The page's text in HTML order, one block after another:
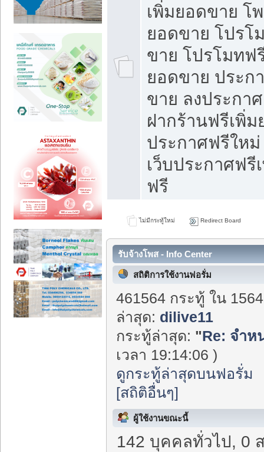
เพิ่มยอดขาย โ
ยอดขาย โปรโ
ขาย โปรโมทฟ
ยอดขาย ประก
ขาย ลงประกา
ฝากร้านฟรีเพิ่ม
ประกาศฟรีให
เว็บประกาศฟรี
ฟรี
ไม่มีกระทู้ใหม่ Redirect Board
รับจ้างโพส - Info Center
สถิติการใช้งานฟอรั่ม
461564 กระทู้ ใน
ล่าสุด: dilive11
กระทู้ล่าสุด: "Re: จำห
เวลา 19:14:06 )
ดูกระทู้ล่าสุดบนฟอรั่ม
[สถิติอื่นๆ]
ผู้ใช้งานขณะนี้
142 บุคคลทั่วไป, 0